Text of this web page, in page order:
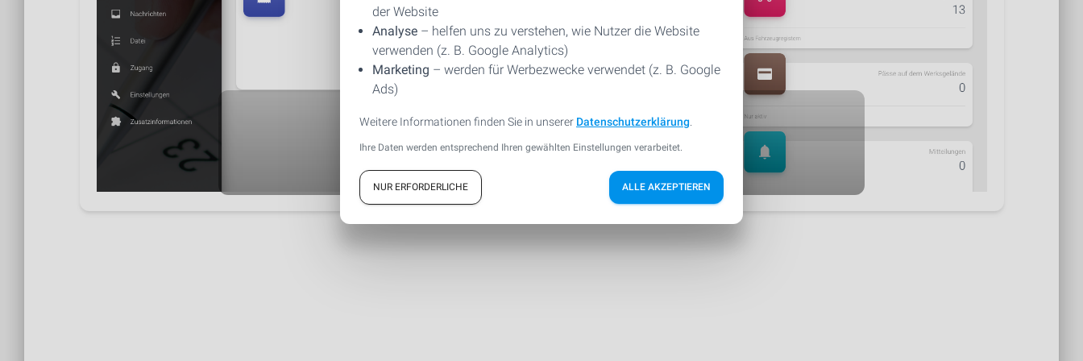
der Website
Analyse – helfen uns zu verstehen, wie Nutzer die Website
verwenden (z. B. Google Analytics)
Marketing – werden für Werbezwecke verwendet (z. B. Google
Ads)
Weitere Informationen finden Sie in unserer Datenschutzerklärung
Ihre Daten werden entsprechend Ihren gewählten Einstellungen verarbeitet.
NUR ERFORDERLICHE ALLE AKZEPTIEREN